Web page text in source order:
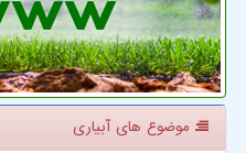
موضوع های آبیاری